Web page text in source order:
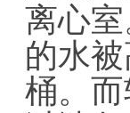
离心
的水
桶。